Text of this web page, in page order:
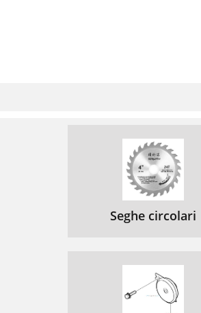
Seghe circolari